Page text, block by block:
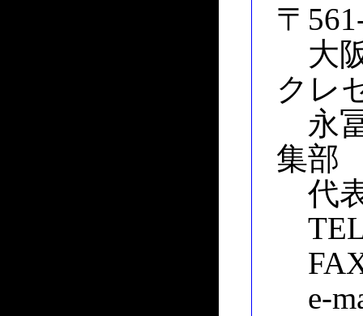
〒
大
クレ
永
集部
代
TEL
FAX
e-